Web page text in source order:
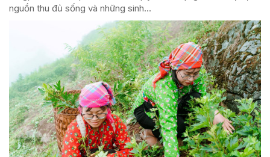
nguồn thu đủ sống và những sinh...